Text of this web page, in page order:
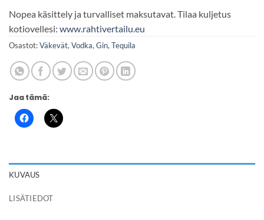
Nopea käsittely ja turvalliset maksutavat. Tilaa kuljetus
kotiovellesi: www.rahtivertailu.eu
Osastot:Väkevät, Vodka, Gin, Tequila
Jaa tämä:
KUVAUS
LISÄTIEDOT